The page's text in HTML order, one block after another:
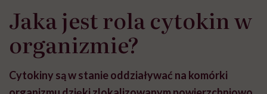
Jaka jest rola cytokin w
organizmie?
Cytokiny są w stanie oddziaływać na komórki